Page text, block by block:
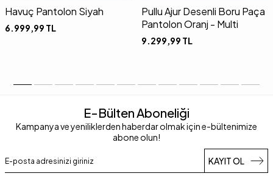
Havuç Pantolon Siyah
6.999,99 TL
Pullu Ajur Desenli Boru Paça
Pantolon Oranj - Multi
9.299,99 TL
E-Bülten Aboneliği
Kampanya ve yeniliklerden haberdar olmak için e-bültenimize
abone olun!
KAYIT OL